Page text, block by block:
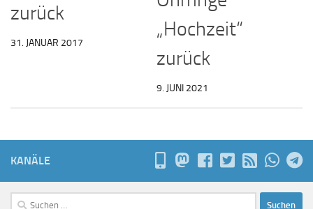
zurück
31. JANUAR 2017
„Hochzeit“
zurück
9. JUNI 2021
KANÄLE
Suchen